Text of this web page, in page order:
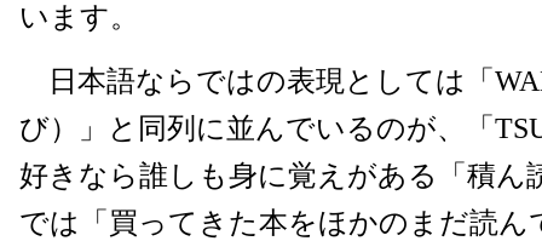
います。
日本語ならではの表現としては「
び）」と同列に並んでいるのが、「
好きなら誰しも身に覚えがある「積ん
では「買ってきた本をほかのまだ読ん